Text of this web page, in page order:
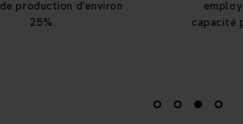
employés et donc plus de
capacité pour d'autres tâches.